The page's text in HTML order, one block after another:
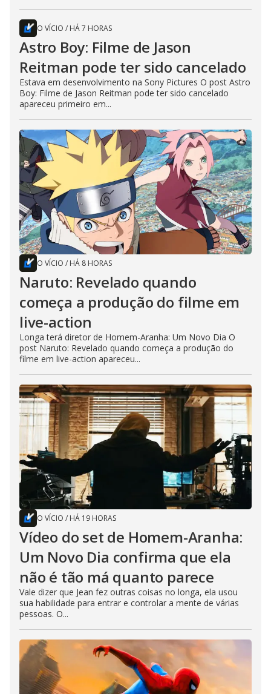
O VÍCIO / HÁ 7 HORAS
Astro Boy: Filme de Jason
Reitman pode ter sido cancelado
Estava em desenvolvimento na Sony Pictures O post Astro
Boy: Filme de Jason Reitman pode ter sido cancelado
apareceu primeiro em...
O VÍCIO / HÁ 8 HORAS
Naruto: Revelado quando
começa a produção do filme em
live-action
Longa terá diretor de Homem-Aranha: Um Novo Dia O
post Naruto: Revelado quando começa a produção do
filme em live-action apareceu...
O VÍCIO / HÁ 19 HORAS
Vídeo do set de Homem-Aranha:
Um Novo Dia confirma que ela
não é tão má quanto parece
Vale dizer que Jean fez outras coisas no longa, ela usou
sua habilidade para entrar e controlar a mente de várias
pessoas. O...